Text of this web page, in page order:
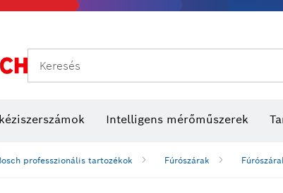
Keresés
Intelligens mérőműszerek
professzionális tartozékok Fúrószárak